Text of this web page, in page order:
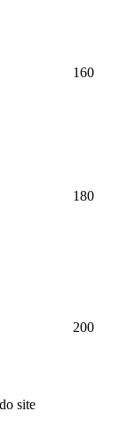
160
180
200
site